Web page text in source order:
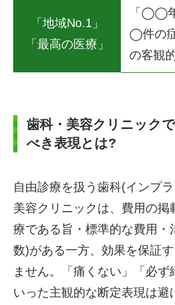
「地域No.1」
「最高の医療」
「◯◯
◯件の
の客観
歯科・美容クリニック
べき表現とは?
自由診療を扱う歯科(インプ
美容クリニックは、費用の掲
療である旨・標準的な費用・
数)がある一方、効果を保証
ません。「痛くない」「必ず
いった主観的な断定表現は避